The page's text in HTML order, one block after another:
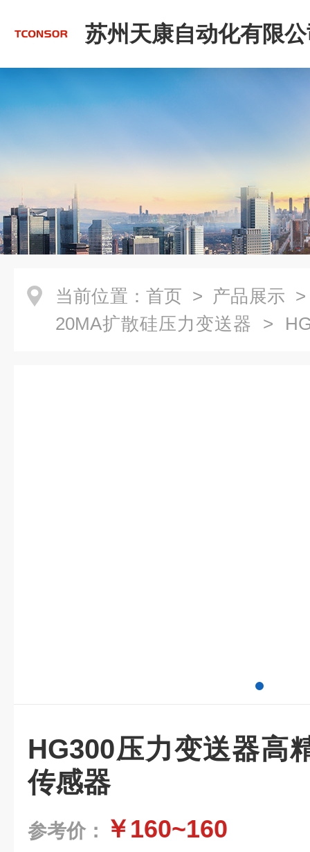
苏州天康自动化有限
当前位置： 首页 > 产品展示
20MA扩散硅压力变送器 >
HG300压力变送器高
传感器
参考价： ￥160~160